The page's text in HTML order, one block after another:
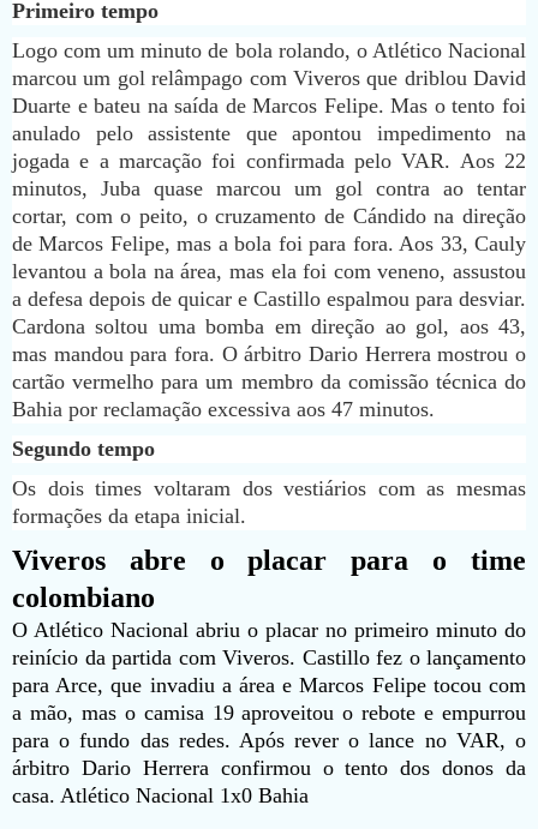
Primeiro tempo
Logo com um minuto de bola rolando, o Atlético Nacional
marcou um gol relâmpago com Viveros que driblou David
Duarte e bateu na saída de Marcos Felipe. Mas o tento foi
anulado pelo assistente que apontou impedimento na
jogada e a marcação foi confirmada pelo VAR. Aos 22
minutos, Juba quase marcou um gol contra ao tentar
cortar, com o peito, o cruzamento de Cándido na direção
de Marcos Felipe, mas a bola foi para fora. Aos 33, Cauly
levantou a bola na área, mas ela foi com veneno, assustou
a defesa depois de quicar e Castillo espalmou para desviar.
Cardona soltou uma bomba em direção ao gol, aos 43,
mas mandou para fora. O árbitro Dario Herrera mostrou o
cartão vermelho para um membro da comissão técnica do
Bahia por reclamação excessiva aos 47 minutos.
Segundo tempo
Os dois times voltaram dos vestiários com as mesmas
formações da etapa inicial.
Viveros abre o placar para o time
colombiano
O Atlético Nacional abriu o placar no primeiro minuto do
reinício da partida com Viveros. Castillo fez o lançamento
para Arce, que invadiu a área e Marcos Felipe tocou com
a mão, mas o camisa 19 aproveitou o rebote e empurrou
para o fundo das redes. Após rever o lance no VAR, o
árbitro Dario Herrera confirmou o tento dos donos da
casa. Atlético Nacional 1x0 Bahia